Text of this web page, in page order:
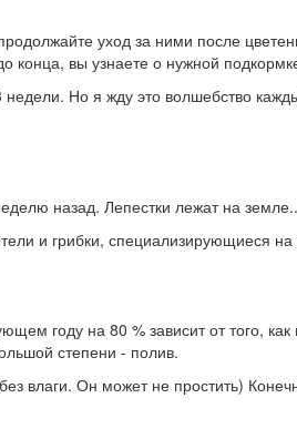
уход за ними после
вы узнаете о нужной
Но я жду это волшебство
назад. Лепестки лежат на
и грибки, специализирующиеся
году на 80 % зависит от того,
степени - полив.
влаги. Он может не простить)